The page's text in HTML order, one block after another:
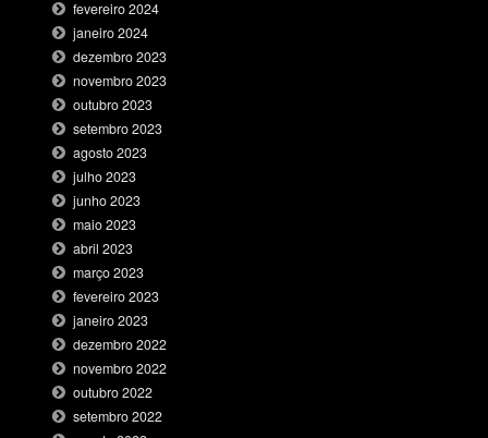
fevereiro 2024
janeiro 2024
dezembro 2023
novembro 2023
outubro 2023
setembro 2023
agosto 2023
julho 2023
junho 2023
maio 2023
abril 2023
março 2023
fevereiro 2023
janeiro 2023
dezembro 2022
novembro 2022
outubro 2022
setembro 2022